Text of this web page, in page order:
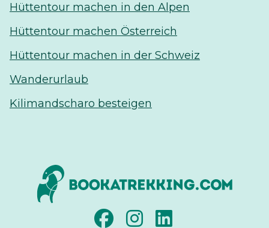
Hüttentour machen in den Alpen
Hüttentour machen Österreich
Hüttentour machen in der Schweiz
Wanderurlaub
Kilimandscharo besteigen